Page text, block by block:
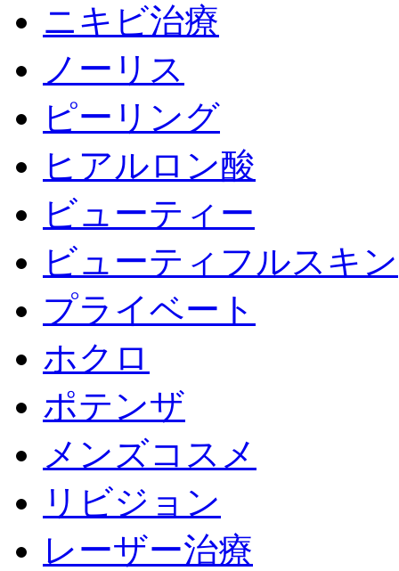
ニキビ治療
ノーリス
ピーリング
ヒアルロン酸
ビューティー
ビューティフルスキン
プライベート
ホクロ
ポテンザ
メンズコスメ
リビジョン
レーザー治療